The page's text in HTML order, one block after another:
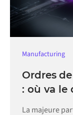
Manufacturing
Ordres
: où va le
La majeure